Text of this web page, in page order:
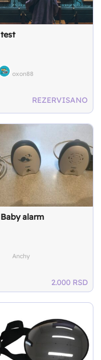
test
oxon88
REZERVISANO
Baby alarm
Anchy
2.000 RSD